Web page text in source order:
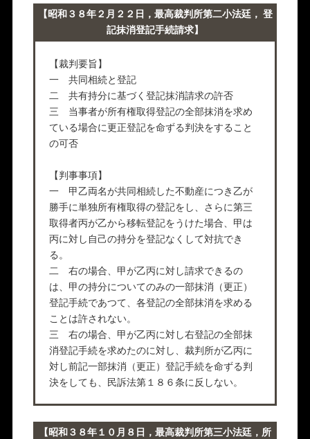
【昭和３８年２月２２日，最高裁判所第二小法廷， 登
記抹消登記手続請求】
【裁判要旨】
一 共同相続と登記
二 共有持分に基づく登記抹消請求の許否
三 当事者が所有権取得登記の全部抹消を求め
ている場合に更正登記を命ずる判決をすること
の可否
【判事事項】
一 甲乙両名が共同相続した不動産につき乙が
勝手に単独所有権取得の登記をし、さらに第三
取得者丙が乙から移転登記をうけた場合、甲は
丙に対し自己の持分を登記なくして対抗でき
る。
二 右の場合、甲が乙丙に対し請求できるの
は、甲の持分についてのみの一部抹消（更正）
登記手続であつて、各登記の全部抹消を求める
ことは許されない。
三 右の場合、甲が乙丙に対し右登記の全部抹
消登記手続を求めたのに対し、裁判所が乙丙に
対し前記一部抹消（更正）登記手続を命ずる判
決をしても、民訴法第１８６条に反しない。
【昭和３８年１０月８日，最高裁判所第三小法廷，所